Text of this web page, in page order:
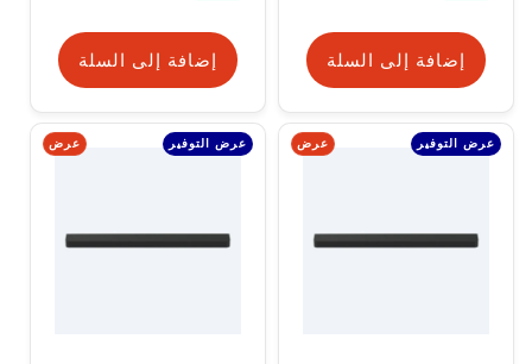
إضافة إلى السلة إضافة إلى السلة
عرض التوفير عرض عرض التوفير عرض